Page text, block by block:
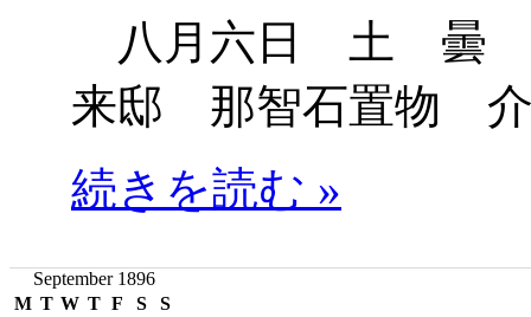
八月六日 土 曇
来邸 那智石置物
続きを読む »
September 1896
M T W T F S S